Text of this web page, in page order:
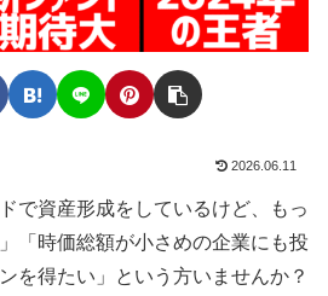
2026.06.11
で資産形成をしているけど、もっ
「時価総額が小さめの企業にも投
を得たい」という方いませんか？